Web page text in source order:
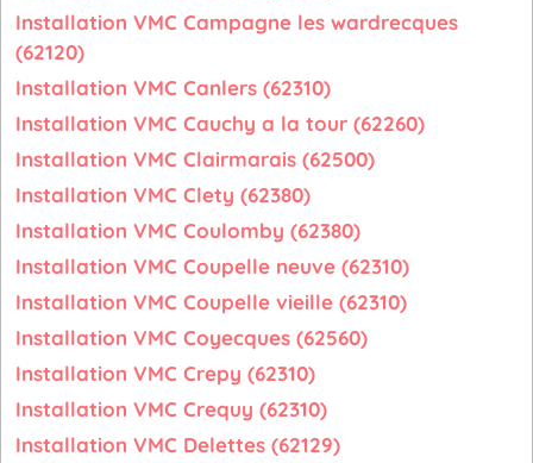
Installation VMC Campagne les wardrecques
(62120)
Installation VMC Canlers (62310)
Installation VMC Cauchy a la tour (62260)
Installation VMC Clairmarais (62500)
Installation VMC Clety (62380)
Installation VMC Coulomby (62380)
Installation VMC Coupelle neuve (62310)
Installation VMC Coupelle vieille (62310)
Installation VMC Coyecques (62560)
Installation VMC Crepy (62310)
Installation VMC Crequy (62310)
Installation VMC Delettes (62129)